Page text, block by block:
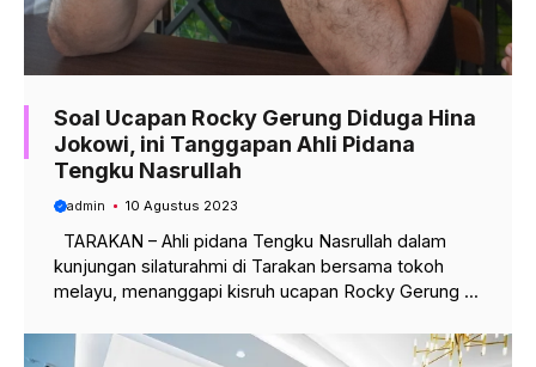
Soal Ucapan Rocky Gerung Diduga Hina
Jokowi, ini Tanggapan Ahli Pidana
Tengku Nasrullah
admin 10 Agustus 2023
TARAKAN – Ahli pidana Tengku Nasrullah dalam
kunjungan silaturahmi di Tarakan bersama tokoh
melayu, menanggapi kisruh ucapan Rocky Gerung ...